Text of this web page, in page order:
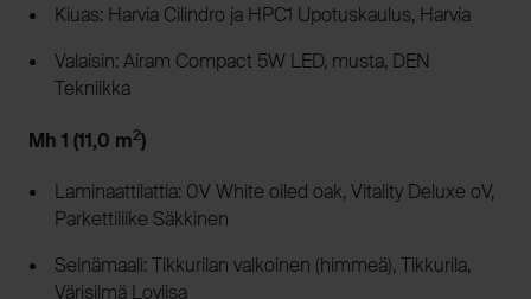
Kiuas: Harvia Cilindro ja HPC1 Upotuskaulus, Harvia
Valaisin: Airam Compact 5W LED, musta, DEN
Tekniikka
Mh 1 (11,0 m2)
Laminaattilattia: 0V White oiled oak, Vitality Deluxe oV,
Parkettiliike Säkkinen
Seinämaali: Tikkurilan valkoinen (himmeä), Tikkurila,
Värisilmä Loviisa